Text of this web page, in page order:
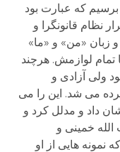
برسیم که عبارت بود
نظام قانونگرا و
زبان «من» و «ما»
تمام لوازمش. هرچند
ولی آزادی و
می شد. این را می
داد و مدلل کرد و
الله خمینی و
نمونه هایی از او